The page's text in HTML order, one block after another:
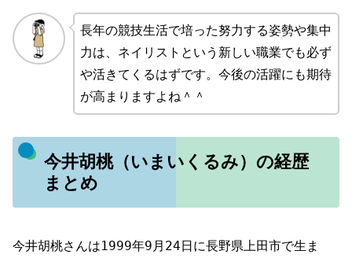
長年の競技生活で培った努力する姿勢や集中
力は、ネイリストという新しい職業でも必ず
や活きてくるはずです。今後の活躍にも期待
が高まりますよね＾＾
今井胡桃（いまいくるみ）の経歴
まとめ
今井胡桃さんは1999年9月24日に長野県上田市で生ま